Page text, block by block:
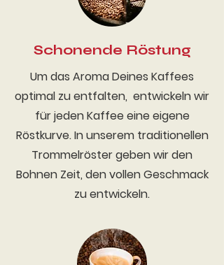
Schonende Röstung
Um das Aroma Deines Kaffees
optimal zu entfalten, entwickeln wir
für jeden Kaffee eine eigene
Röstkurve. In unserem traditionellen
Trommelröster geben wir den
Bohnen Zeit, den vollen Geschmack
zu entwickeln.